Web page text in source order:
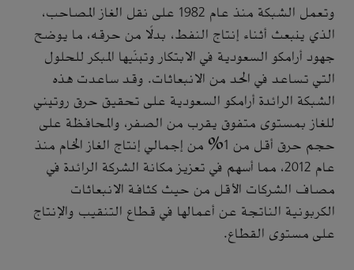
وتعمل الشبكة منذ عام 1982 على نقل الغاز المصاحب،
الذي ينبعث أثناء إنتاج النفط، بدلًا من حرقه، ما يوضح
جهود أرامكو السعودية في الابتكار وتبنّيها المبكر للحلول
التي تساعد في الحد من الانبعاثات. وقد ساعدت هذه
الشبكة الرائدة أرامكو السعودية على تحقيق حرق روتيني
للغاز بمستوى متفوق يقرب من الصفر، والمحافظة على
حجم حرق أقل من 1% من إجمالي إنتاج الغاز الخام منذ
عام 2012، مما أسهم في تعزيز مكانة الشركة الرائدة في
مصاف الشركات الأقل من حيث كثافة الانبعاثات
الكربونية الناتجة عن أعمالها في قطاع التنقيب والإنتاج
على مستوى القطاع.